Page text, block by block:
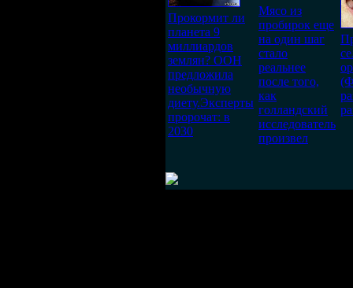
Прокормит ли
планета 9
миллиардов
землян? ООН
предложила
необычную
диету.Эксперты
пророчат: в
2030
Мясо из
пробирок еще
на один шаг
стало
реальнее
после того,
как
голландский
исследователь
произвел